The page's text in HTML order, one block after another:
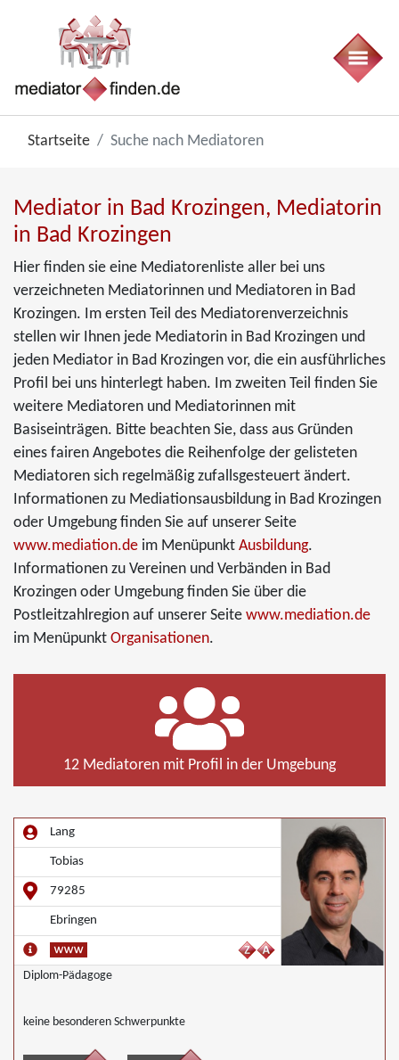
Startseite Suche nach Mediatoren
Mediator in Bad Krozingen, Mediatorin
in Bad Krozingen
Hier finden sie eine Mediatorenliste aller bei uns
verzeichneten Mediatorinnen und Mediatoren in Bad
Krozingen. Im ersten Teil des Mediatorenverzeichnis
stellen wir Ihnen jede Mediatorin in Bad Krozingen und
jeden Mediator in Bad Krozingen vor, die ein ausführliches
Profil bei uns hinterlegt haben. Im zweiten Teil finden Sie
weitere Mediatoren und Mediatorinnen mit
Basiseinträgen. Bitte beachten Sie, dass aus Gründen
eines fairen Angebotes die Reihenfolge der gelisteten
Mediatoren sich regelmäßig zufallsgesteuert ändert.
Informationen zu Mediationsausbildung in Bad Krozingen
oder Umgebung finden Sie auf unserer Seite
www.mediation.de im Menüpunkt Ausbildung.
Informationen zu Vereinen und Verbänden in Bad
Krozingen oder Umgebung finden Sie über die
Postleitzahlregion auf unserer Seite www.mediation.de
im Menüpunkt Organisationen.
12 Mediatoren mit Profil in der Umgebung
Lang
Tobias
79285
Ebringen
Diplom-Pädagoge
keine besonderen Schwerpunkte